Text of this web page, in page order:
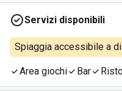
Servizi disponibili
Spiaggia accessibile a
Area giochi Bar